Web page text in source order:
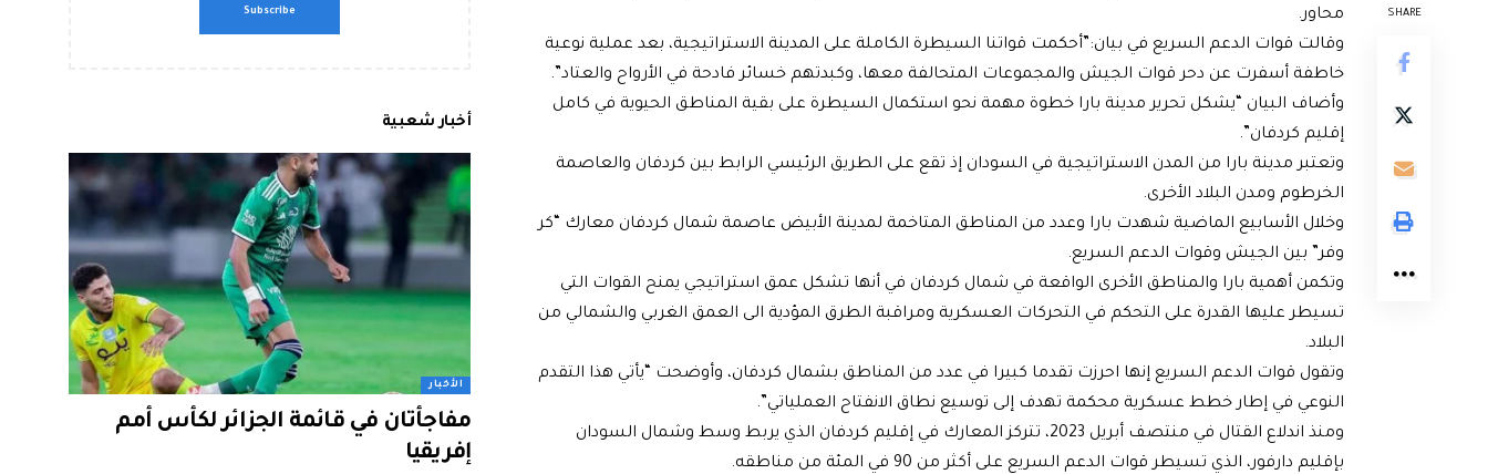
SHARE
محاور.
وقالت قوات الدعم السريع في بيان:”أحكمت قواتنا السيطرة الكاملة على المدينة الاستراتيجية، بعد عملية نوعية
خاطفة أسفرت عن دحر قوات الجيش والمجموعات المتحالفة معها، وكبدتهم خسائر فادحة في الأرواح والعتاد”.
وأضاف البيان “يشكل تحرير مدينة بارا خطوة مهمة نحو استكمال السيطرة على بقية المناطق الحيوية في كامل
إقليم كردفان”.
وتعتبر مدينة بارا من المدن الاستراتيجية في السودان إذ تقع على الطريق الرئيسي الرابط بين كردفان والعاصمة
الخرطوم ومدن البلاد الأخرى.
وخلال الأسابيع الماضية شهدت بارا وعدد من المناطق المتاخمة لمدينة الأبيض عاصمة شمال كردفان معارك “كر
وفر” بين الجيش وقوات الدعم السريع.
وتكمن أهمية بارا والمناطق الأخرى الواقعة في شمال كردفان في أنها تشكل عمق استراتيجي يمنح القوات التي
تسيطر عليها القدرة على التحكم في التحركات العسكرية ومراقبة الطرق المؤدية الى العمق الغربي والشمالي من
البلاد.
وتقول قوات الدعم السريع إنها احرزت تقدما كبيرا في عدد من المناطق بشمال كردفان، وأوضحت “يأتي هذا التقدم
النوعي في إطار خطط عسكرية محكمة تهدف إلى توسيع نطاق الانفتاح العملياتي”.
ومنذ اندلاع القتال في منتصف أبريل 2023، تتركز المعارك في إقليم كردفان الذي يربط وسط وشمال السودان
بإقليم دارفور، الذي تسيطر قوات الدعم السريع على أكثر من 90 في المئة من مناطقه.
أخبار شعبية
الأخبار
مفاجأتان في قائمة الجزائر لكأس أمم
إفريقيا